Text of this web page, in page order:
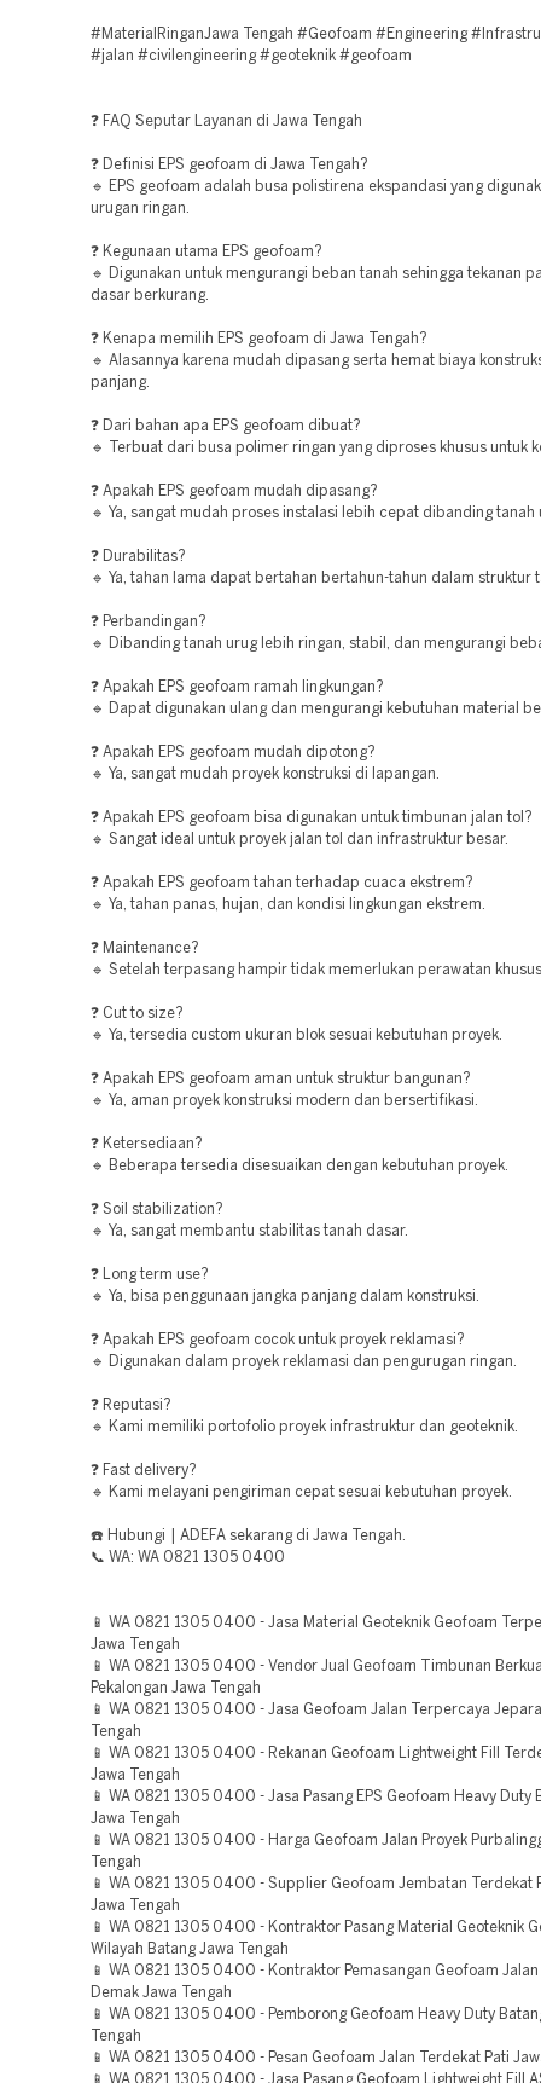
#MaterialRinganJawa Tengah #Geofoam #Engineering
#jalan #civilengineering #geoteknik #geofoam
❓ FAQ Seputar Layanan di Jawa Tengah
❓ Definisi EPS geofoam di Jawa Tengah?
🔹 EPS geofoam adalah busa polistirena ekspandasi yang
urugan ringan.
❓ Kegunaan utama EPS geofoam?
🔹 Digunakan untuk mengurangi beban tanah sehingga tekanan
dasar berkurang.
❓ Kenapa memilih EPS geofoam di Jawa Tengah?
🔹 Alasannya karena mudah dipasang serta hemat biaya
panjang.
❓ Dari bahan apa EPS geofoam dibuat?
🔹 Terbuat dari busa polimer ringan yang diproses khusus untuk
❓ Apakah EPS geofoam mudah dipasang?
🔹 Ya, sangat mudah proses instalasi lebih cepat dibanding tanah
❓ Durabilitas?
🔹 Ya, tahan lama dapat bertahan bertahun-tahun dalam struktur
❓ Perbandingan?
🔹 Dibanding tanah urug lebih ringan, stabil, dan mengurangi
❓ Apakah EPS geofoam ramah lingkungan?
🔹 Dapat digunakan ulang dan mengurangi kebutuhan material
❓ Apakah EPS geofoam mudah dipotong?
🔹 Ya, sangat mudah proyek konstruksi di lapangan.
❓ Apakah EPS geofoam bisa digunakan untuk timbunan jalan tol?
🔹 Sangat ideal untuk proyek jalan tol dan infrastruktur besar.
❓ Apakah EPS geofoam tahan terhadap cuaca ekstrem?
🔹 Ya, tahan panas, hujan, dan kondisi lingkungan ekstrem.
❓ Maintenance?
🔹 Setelah terpasang hampir tidak memerlukan perawatan
❓ Cut to size?
🔹 Ya, tersedia custom ukuran blok sesuai kebutuhan proyek.
❓ Apakah EPS geofoam aman untuk struktur bangunan?
🔹 Ya, aman proyek konstruksi modern dan bersertifikasi.
❓ Ketersediaan?
🔹 Beberapa tersedia disesuaikan dengan kebutuhan proyek.
❓ Soil stabilization?
🔹 Ya, sangat membantu stabilitas tanah dasar.
❓ Long term use?
🔹 Ya, bisa penggunaan jangka panjang dalam konstruksi.
❓ Apakah EPS geofoam cocok untuk proyek reklamasi?
🔹 Digunakan dalam proyek reklamasi dan pengurugan ringan.
❓ Reputasi?
🔹 Kami memiliki portofolio proyek infrastruktur dan geoteknik.
❓ Fast delivery?
🔹 Kami melayani pengiriman cepat sesuai kebutuhan proyek.
☎️ Hubungi | ADEFA sekarang di Jawa Tengah.
📞 WA: WA 0821 1305 0400
📱 WA 0821 1305 0400 - Jasa Material Geoteknik Geofoam
Jawa Tengah
📱 WA 0821 1305 0400 - Vendor Jual Geofoam Timbunan
Pekalongan Jawa Tengah
📱 WA 0821 1305 0400 - Jasa Geofoam Jalan Terpercaya
Tengah
📱 WA 0821 1305 0400 - Rekanan Geofoam Lightweight Fill
Jawa Tengah
📱 WA 0821 1305 0400 - Jasa Pasang EPS Geofoam Heavy Duty
Jawa Tengah
📱 WA 0821 1305 0400 - Harga Geofoam Jalan Proyek
Tengah
📱 WA 0821 1305 0400 - Supplier Geofoam Jembatan Terdekat
Jawa Tengah
📱 WA 0821 1305 0400 - Kontraktor Pasang Material Geoteknik
Wilayah Batang Jawa Tengah
📱 WA 0821 1305 0400 - Kontraktor Pemasangan Geofoam
Demak Jawa Tengah
📱 WA 0821 1305 0400 - Pemborong Geofoam Heavy Duty
Tengah
📱 WA 0821 1305 0400 - Pesan Geofoam Jalan Terdekat Pati
📱 WA 0821 1305 0400 - Jasa Pasang Geofoam Lightweight Fill